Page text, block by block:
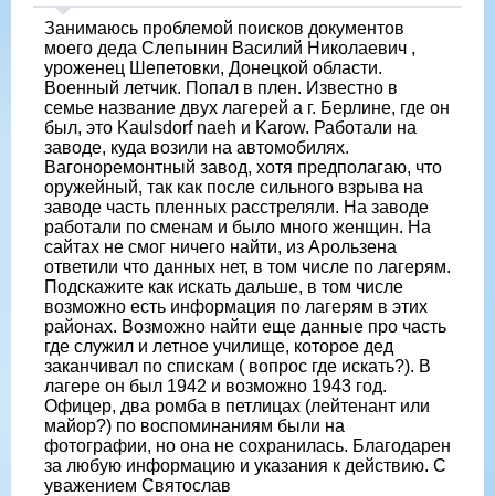
Занимаюсь проблемой поисков документов
моего деда Слепынин Василий Николаевич ,
уроженец Шепетовки, Донецкой области.
Военный летчик. Попал в плен. Известно в
семье название двух лагерей а г. Берлине, где он
был, это Kaulsdorf naeh и Karow. Работали на
заводе, куда возили на автомобилях.
Вагоноремонтный завод, хотя предполагаю, что
оружейный, так как после сильного взрыва на
заводе часть пленных расстреляли. На заводе
работали по сменам и было много женщин. На
сайтах не смог ничего найти, из Арользена
ответили что данных нет, в том числе по лагерям.
Подскажите как искать дальше, в том числе
возможно есть информация по лагерям в этих
районах. Возможно найти еще данные про часть
где служил и летное училище, которое дед
заканчивал по спискам ( вопрос где искать?). В
лагере он был 1942 и возможно 1943 год.
Офицер, два ромба в петлицах (лейтенант или
майор?) по воспоминаниям были на
фотографии, но она не сохранилась. Благодарен
за любую информацию и указания к действию. С
уважением Святослав